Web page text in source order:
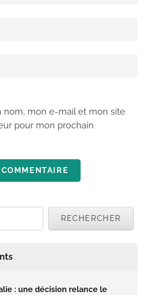
nom, mon e-mail et mon site
pour mon prochain
RECHERCHER
: une décision relance le